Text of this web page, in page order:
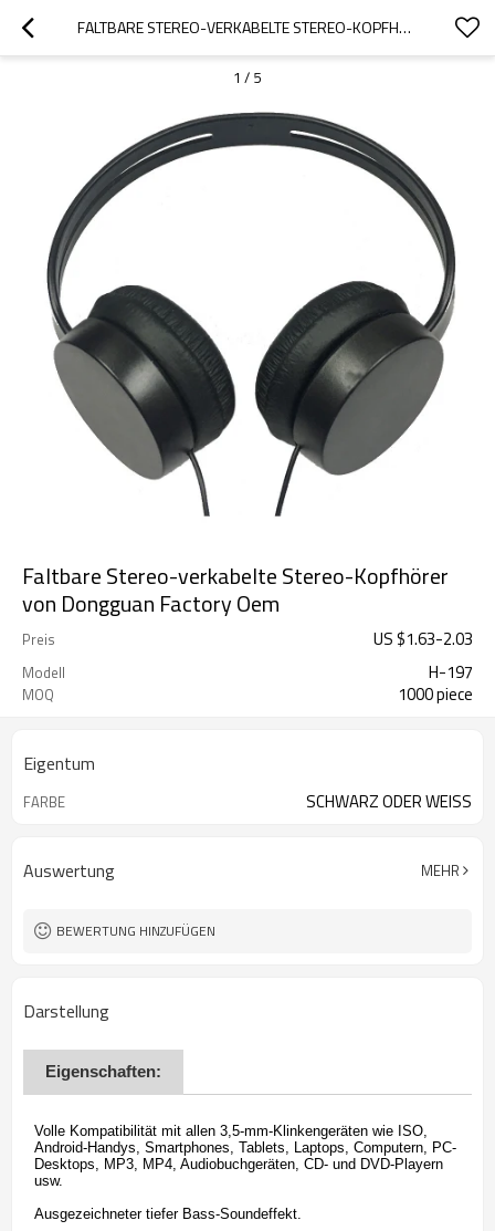
FALTBARE STEREO-VERKABELTE STEREO-KOPFHÖRER VON DONGGUAN FACTORY OEM
1 / 5
Faltbare Stereo-verkabelte Stereo-Kopfhörer
von Dongguan Factory Oem
Preis US $1.63-2.03
Modell H-197
MOQ 1000 piece
Eigentum
FARBE SCHWARZ ODER WEISS
Auswertung MEHR
BEWERTUNG HINZUFÜGEN
Darstellung
Eigenschaften:
Volle Kompatibilität mit allen 3,5-mm-Klinkengeräten wie ISO,
Android-Handys, Smartphones, Tablets, Laptops, Computern, PC-
Desktops, MP3, MP4, Audiobuchgeräten, CD- und DVD-Playern
usw.
Ausgezeichneter tiefer Bass-Soundeffekt.